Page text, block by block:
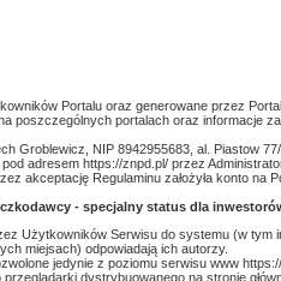
Portalu oraz generowane przez
poszczególnych portalach oraz informacje
Groblewicz, NIP 8942955683, al. Piastow
adresem https://znpd.pl/ przez
akceptację Regulaminu założyła konto na
- specjalny status dla
Użytkowników Serwisu do systemu (w tym
miejsach) odpowiadają ich autorzy.
jedynie z poziomu serwisu www
dystrybuowanego na stronie